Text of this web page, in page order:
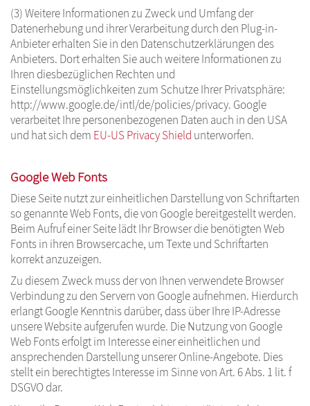
(3) Weitere Informationen zu Zweck und Umfang der
Datenerhebung und ihrer Verarbeitung durch den Plug-in-
Anbieter erhalten Sie in den Datenschutzerklärungen des
Anbieters. Dort erhalten Sie auch weitere Informationen zu
Ihren diesbezüglichen Rechten und
Einstellungsmöglichkeiten zum Schutze Ihrer Privatsphäre:
http://www.google.de/intl/de/policies/privacy. Google
verarbeitet Ihre personenbezogenen Daten auch in den USA
und hat sich dem EU-US Privacy Shield unterworfen.
Google Web Fonts
Diese Seite nutzt zur einheitlichen Darstellung von Schriftarten
so genannte Web Fonts, die von Google bereitgestellt werden.
Beim Aufruf einer Seite lädt Ihr Browser die benötigten Web
Fonts in ihren Browsercache, um Texte und Schriftarten
korrekt anzuzeigen.
Zu diesem Zweck muss der von Ihnen verwendete Browser
Verbindung zu den Servern von Google aufnehmen. Hierdurch
erlangt Google Kenntnis darüber, dass über Ihre IP-Adresse
unsere Website aufgerufen wurde. Die Nutzung von Google
Web Fonts erfolgt im Interesse einer einheitlichen und
ansprechenden Darstellung unserer Online-Angebote. Dies
stellt ein berechtigtes Interesse im Sinne von Art. 6 Abs. 1 lit. f
DSGVO dar.